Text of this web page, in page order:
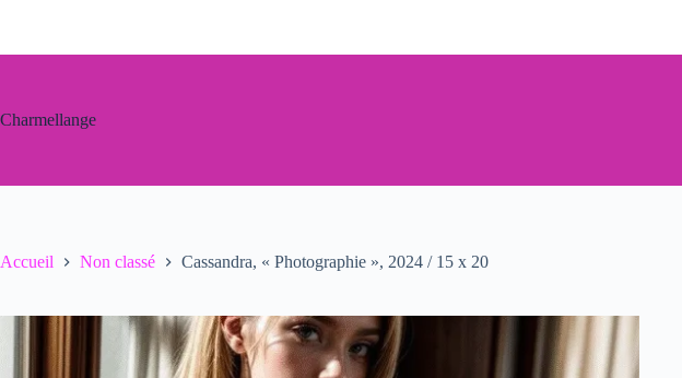
Charmellange
Accueil Non classé Cassandra, « Photographie », 2024 / 15 x 20